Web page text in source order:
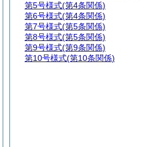
第5号様式(第4条関係)
第6号様式(第4条関係)
第7号様式(第5条関係)
第8号様式(第5条関係)
第9号様式(第9条関係)
第10号様式(第10条関係)